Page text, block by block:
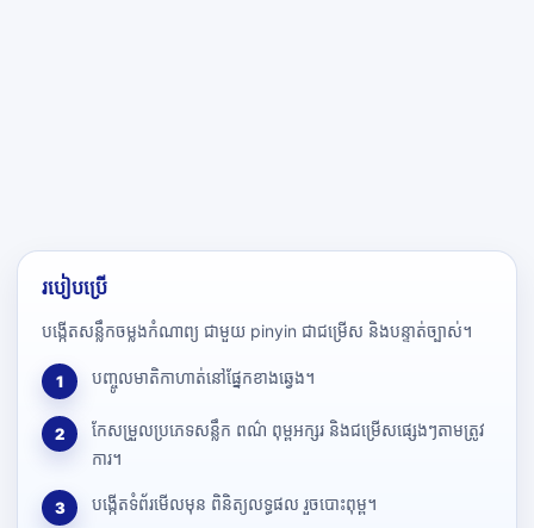
របៀបប្រើ
បង្កើតសន្លឹកចម្លងកំណាព្យ ជាមួយ pinyin ជាជម្រើស និងបន្ទាត់ច្បាស់។
1 បញ្ចូលមាតិកាហាត់នៅផ្នែកខាងឆ្វេង។
2
កែសម្រួលប្រភេទសន្លឹក ពណ៌ ពុម្ពអក្សរ និងជម្រើសផ្សេងៗតាមត្រូវ
ការ។
3 បង្កើតទំព័រមើលមុន ពិនិត្យលទ្ធផល រួចបោះពុម្ព។